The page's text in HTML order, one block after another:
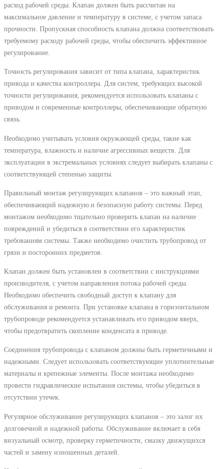
расход рабочей среды. Клапан должен быть рассчитан на
максимальное давление и температуру в системе, с учетом запаса
прочности. Пропускная способность клапана должна соответствовать
требуемому расходу рабочей среды, чтобы обеспечить эффективное
регулирование.
Точность регулирования зависит от типа клапана, характеристик
привода и качества контроллера. Для систем, требующих высокой
точности регулирования, рекомендуется использовать клапаны с
приводом и современные контроллеры, обеспечивающие обратную
связь.
Необходимо учитывать условия окружающей среды, такие как
температура, влажность и наличие агрессивных веществ. Для
эксплуатации в экстремальных условиях следует выбирать клапаны с
соответствующей степенью защиты.
Правильный монтаж регулирующих клапанов – это важный этап,
обеспечивающий надежную и безопасную работу системы. Перед
монтажом необходимо тщательно проверить клапан на наличие
повреждений и убедиться в соответствии его характеристик
требованиям системы. Также необходимо очистить трубопровод от
грязи и посторонних предметов.
Клапан должен быть установлен в соответствии с инструкциями
производителя, с учетом направления потока рабочей среды.
Необходимо обеспечить свободный доступ к клапану для
обслуживания и ремонта. При установке клапана в горизонтальном
трубопроводе рекомендуется устанавливать его приводом вверх,
чтобы предотвратить скопление конденсата в приводе.
Соединения трубопровода с клапаном должны быть герметичными и
надежными. Следует использовать соответствующие уплотнительные
материалы и крепежные элементы. После монтажа необходимо
провести гидравлические испытания системы, чтобы убедиться в
отсутствии утечек.
Регулярное обслуживание регулирующих клапанов – это залог их
долговечной и надежной работы. Обслуживание включает в себя
визуальный осмотр, проверку герметичности, смазку движущихся
частей и замену изношенных деталей.